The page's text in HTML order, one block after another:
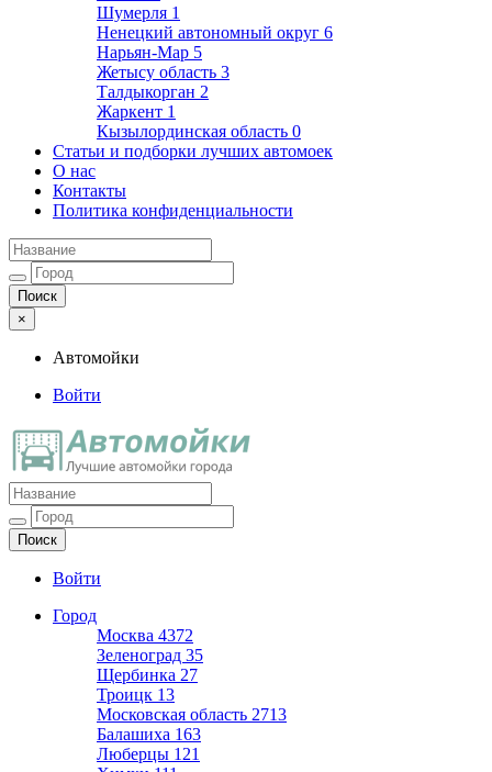
Шумерля 1
Ненецкий автономный округ 6
Нарьян-Мар 5
Жетысу область 3
Талдыкорган 2
Жаркент 1
Кызылординская область 0
Статьи и подборки лучших автомоек
О нас
Контакты
Политика конфиденциальности
×
Автомойки
Войти
Автомойки
Ещё один сайт на WordPress
Войти
Город
Москва 4372
Зеленоград 35
Щербинка 27
Троицк 13
Московская область 2713
Балашиха 163
Люберцы 121